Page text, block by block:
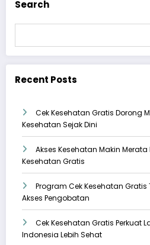
Search
Recent Posts
Cek Kesehatan Gratis Dorong
Kesehatan Sejak Dini
Akses Kesehatan Makin
Kesehatan Gratis
Program Cek Kesehatan
Akses Pengobatan
Cek Kesehatan Gratis Perkuat
Indonesia Lebih Sehat